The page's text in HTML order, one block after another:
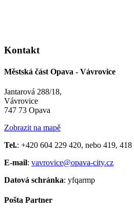
Kontakt
Městská část Opava - Vávrovice
Jantarová 288/18,
Vávrovice
747 73 Opava
Zobrazit na mapě
Tel.: +420 604 229 420, nebo 419, 418
E-mail: vavrovice@opava-city.cz
Datová schránka: yfqarmp
Pošta Partner